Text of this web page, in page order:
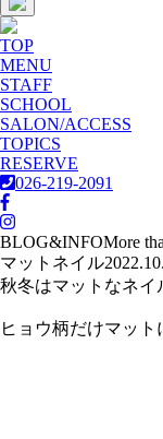
TOP
MENU
STAFF
SCHOOL
SALON/ACCESS
TOPICS
RESERVE
026-219-2091
BLOG&INFOMore
マットネイル
秋冬はマットなネ
ヒョウ柄だけマッ